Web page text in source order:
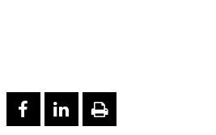
PARTAGER SUR
PARTAGER
IMPRIMER